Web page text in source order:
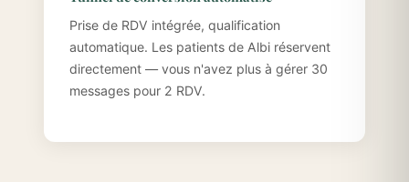
Prise de RDV intégrée, qualification
automatique. Les patients de Albi réservent
directement — vous n'avez plus à gérer 30
messages pour 2 RDV.